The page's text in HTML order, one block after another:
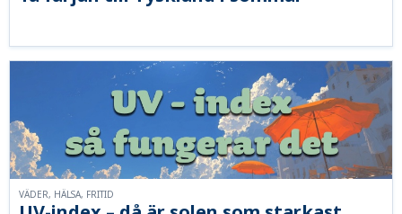
VÄDER, HÄLSA, FRITID